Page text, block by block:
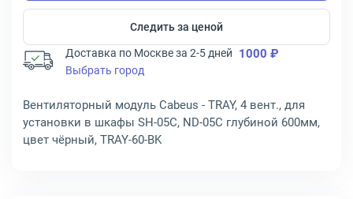
Следить за ценой
Доставка по Москве за 2-5 дней 1000 ₽
Выбрать город
Вентиляторный модуль Cabeus - TRAY, 4 вент., для
установки в шкафы SH-05C, ND-05C глубиной 600мм,
цвет чёрный, TRAY-60-BK